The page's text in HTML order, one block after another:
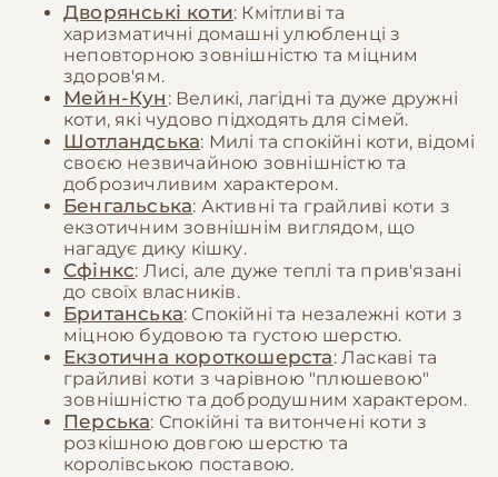
Дворянські коти: Кмітливі та
харизматичні домашні улюбленці з
неповторною зовнішністю та міцним
здоров'ям.
Мейн-Кун : Великі, лагідні та дуже дружні
коти, які чудово підходять для сімей.
Шотландська: Милі та спокійні коти, відомі
своєю незвичайною зовнішністю та
доброзичливим характером.
Бенгальська: Активні та грайливі коти з
екзотичним зовнішнім виглядом, що
нагадує дику кішку.
Сфінкс: Лисі, але дуже теплі та прив'язані
до своїх власників.
Британська: Спокійні та незалежні коти з
міцною будовою та густою шерстю.
Екзотична короткошерста: Ласкаві та
грайливі коти з чарівною "плюшевою"
зовнішністю та добродушним характером.
Перська: Спокійні та витончені коти з
розкішною довгою шерстю та
королівською поставою.